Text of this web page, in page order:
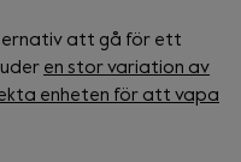
att gå för ett
en stor variation av
enheten för att vapa